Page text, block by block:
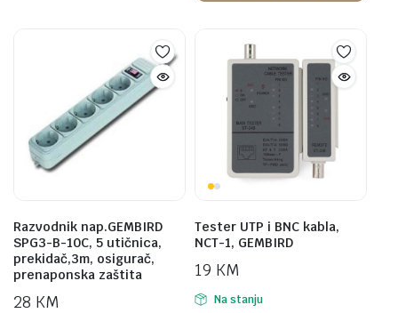
Razvodnik nap.GEMBIRD
SPG3-B-10C, 5 utičnica,
prekidač,3m, osigurač,
prenaponska zaštita
28 KM
Tester UTP i BNC kabla,
NCT-1, GEMBIRD
19 KM
Na stanju